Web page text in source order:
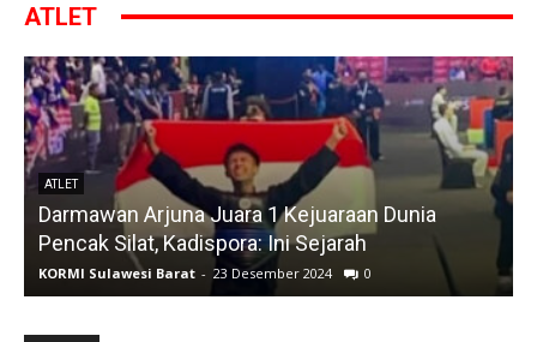
ATLET
ATLET
Darmawan Arjuna Juara 1 Kejuaraan Dunia
Pencak Silat, Kadispora: Ini Sejarah
KORMI Sulawesi Barat - 23 Desember 2024 0